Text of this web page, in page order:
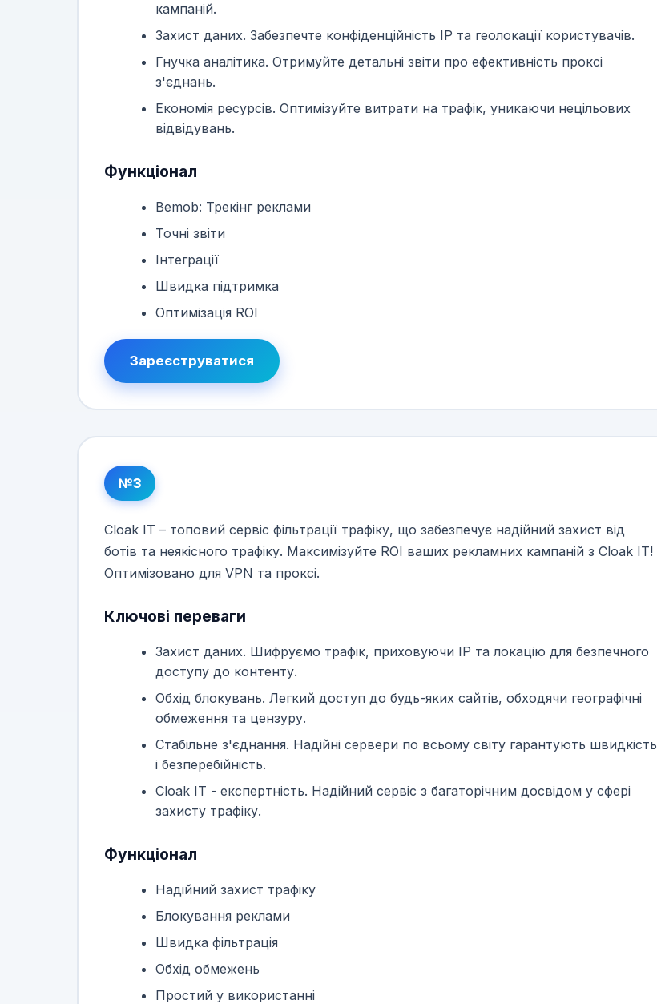
кампаній.
Захист даних. Забезпечте конфіденційність IP та геолокації користувачів.
Гнучка аналітика. Отримуйте детальні звіти про ефективність проксі
з'єднань.
Економія ресурсів. Оптимізуйте витрати на трафік, уникаючи нецільових
відвідувань.
Функціонал
Bemob: Трекінг реклами
Точні звіти
Інтеграції
Швидка підтримка
Оптимізація ROI
Зареєструватися
№3
Cloak IT – топовий сервіс фільтрації трафіку, що забезпечує надійний захист від
ботів та неякісного трафіку. Максимізуйте ROI ваших рекламних кампаній з Cloak IT!
Оптимізовано для VPN та проксі.
Ключові переваги
Захист даних. Шифруємо трафік, приховуючи IP та локацію для безпечного
доступу до контенту.
Обхід блокувань. Легкий доступ до будь-яких сайтів, обходячи географічні
обмеження та цензуру.
Стабільне з'єднання. Надійні сервери по всьому світу гарантують швидкість
і безперебійність.
Cloak IT - експертність. Надійний сервіс з багаторічним досвідом у сфері
захисту трафіку.
Функціонал
Надійний захист трафіку
Блокування реклами
Швидка фільтрація
Обхід обмежень
Простий у використанні